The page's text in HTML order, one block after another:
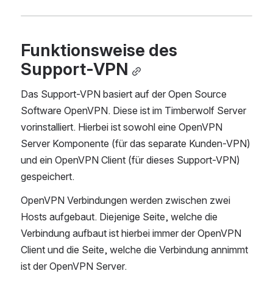
Funktionsweise des
Support-VPN
Das Support-VPN basiert auf der Open Source
Software OpenVPN. Diese ist im Timberwolf Server
vorinstalliert. Hierbei ist sowohl eine OpenVPN
Server Komponente (für das separate Kunden-VPN)
und ein OpenVPN Client (für dieses Support-VPN)
gespeichert.
OpenVPN Verbindungen werden zwischen zwei
Hosts aufgebaut. Diejenige Seite, welche die
Verbindung aufbaut ist hierbei immer der OpenVPN
Client und die Seite, welche die Verbindung annimmt
ist der OpenVPN Server.